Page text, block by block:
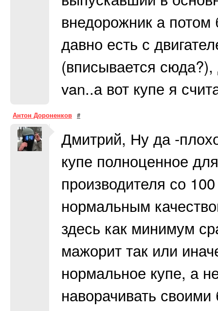
внедорожник а потом
давно есть с
(вписывается
van..а вот купе я
Антон Дороненков #
Дмитрий, Ну да -
купе полноценное
производителя со
нормальным
здесь как минимум
мажорит так или
нормальное купе, а
наворачивать